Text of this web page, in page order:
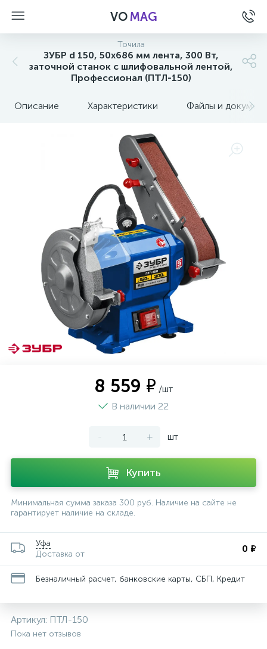
VOMAG
Точила
ЗУБР d 150, 50x686 мм лента, 300 Вт,
заточной станок с шлифовальной лентой,
Профессионал (ПТЛ-150)
Описание Характеристики Файлы и
8 559 ₽ /шт
В наличии 22
- + шт
Купить
Минимальная сумма заказа 300 руб. Наличие на сайте не
гарантирует наличие на складе.
Уфа
Доставка от
0 ₽
Безналичный расчет, банковские карты, СБП, Кредит
Артикул: ПТЛ-150
Пока нет отзывов